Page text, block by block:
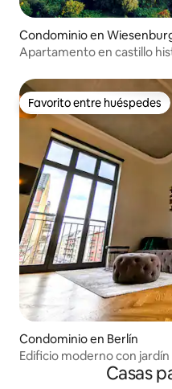
Condominio en
Apartamento en castillo
Favorito entre huéspedes
Favorito entre huéspedes
Condominio en Berlín
Edificio moderno con
Casas